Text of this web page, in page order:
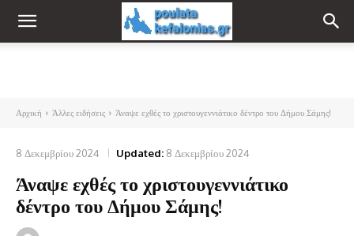
Αρχική Άλλες ειδήσεις Άναψε εχθές το χριστουγεννιάτικο δέντρο του Δήμου Σάμης!
8 Δεκεμβρίου 2024 Updated: 8 Δεκεμβρίου 2024
Άναψε εχθές το χριστουγεννιάτικο
δέντρο του Δήμου Σάμης!